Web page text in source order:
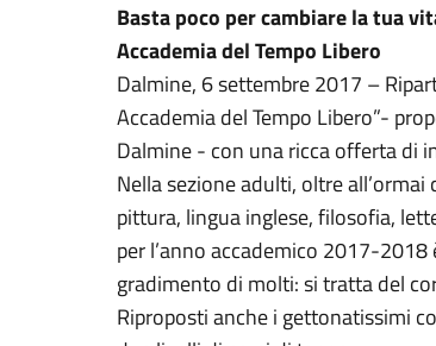
Basta poco per cambiare la tua
Accademia del Tempo Libero
Dalmine, 6 settembre 2017 –
Accademia del Tempo Libero”-
Dalmine - con una ricca offerta di
Nella sezione adulti, oltre
pittura, lingua inglese, filosofia,
per l’anno accademico 2017-
gradimento di molti: si tratta del
Riproposti anche i gettonatissimi